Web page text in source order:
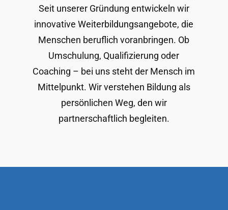
Seit unserer Gründung entwickeln wir
innovative Weiterbildungsangebote, die
Menschen beruflich voranbringen. Ob
Umschulung, Qualifizierung oder
Coaching – bei uns steht der Mensch im
Mittelpunkt. Wir verstehen Bildung als
persönlichen Weg, den wir
partnerschaftlich begleiten.